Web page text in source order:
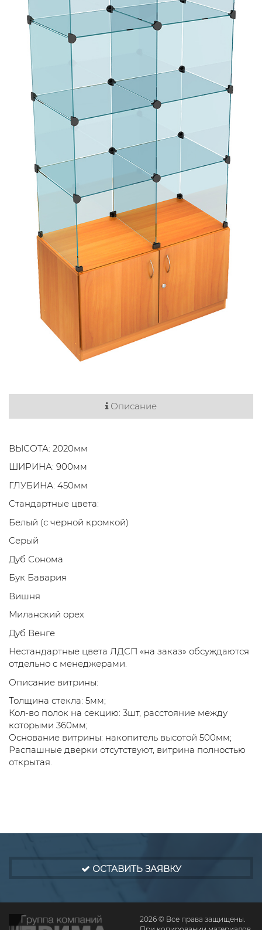
Описание
ВЫСОТА: 2020мм
ШИРИНА: 900мм
ГЛУБИНА: 450мм
Стандартные цвета:
Белый (с черной кромкой)
Серый
Дуб Сонома
Бук Бавария
Вишня
Миланский орех
Дуб Венге
Нестандартные цвета ЛДСП «на заказ» обсуждаются
отдельно с менеджерами.
Описание витрины:
Толщина стекла: 5мм;
Кол-во полок на секцию: 3шт, расстояние между
которыми 360мм;
Основание витрины: накопитель высотой 500мм;
Распашные дверки отсутствуют, витрина полностью
открытая.
ОСТАВИТЬ ЗАЯВКУ
2026 © Все права защищены.